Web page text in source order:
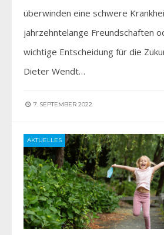
überwinden eine schwere
jahrzehntelange Freundschaften
wichtige Entscheidung für die
Dieter Wendt…
7. SEPTEMBER 2022
AKTUELLES